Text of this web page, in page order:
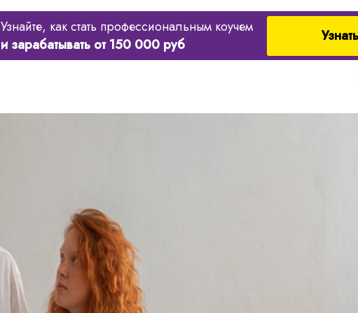
Узнайте, как стать профессиональным коучем
и зарабатывать от 150 000 руб